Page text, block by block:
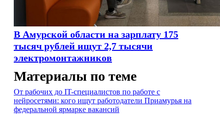
В Амурской области на зарплату 175
тысяч рублей ищут 2,7 тысячи
электромонтажников
Материалы по теме
От рабочих до IT-специалистов по работе с
нейросетями: кого ищут работодатели Приамурья на
федеральной ярмарке вакансий